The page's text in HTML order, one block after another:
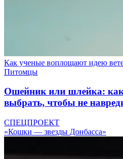
Как ученые воплощают идею
Питомцы
Ошейник или шлейка:
выбрать, чтобы не
СПЕЦПРОЕКТ
«Кошки — звезды Донбасса»